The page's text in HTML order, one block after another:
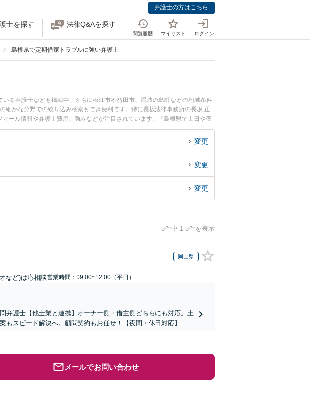
弁護士の方はこちら
士を探す 法律Q&Aを探す
閲覧履歴 マイリスト ログイン
島根県で定期借家トラブルに強い弁護士
る弁護士なども掲載中。さらに松江市や益田市、隠岐の島町などの地域条件
かな分野での絞り込み検索もでき便利です。特に長坂法律事務所の長坂 正
ール情報や弁護士費用、強みなどが注目されています。『島根県で土日や夜
ブル解決の実績豊富な近くの弁護士を検索したい』『初回相談無料で定期借
すめです。
変更
変更
変更
5件中 1-5件を表示
岡山県
など)は応相談営業時間：09:00~12:00（平日）
弁護士【他士業と連携】オーナー側・借主側どちらにも対応。土
スピード解決へ。顧問契約もお任せ！【夜間・休日対応】
メールでお問い合わせ